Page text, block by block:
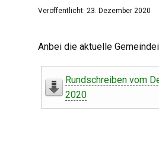
Veröffentlicht: 23. Dezember 2020
Anbei die aktuelle
Rundschreiben vom
2020